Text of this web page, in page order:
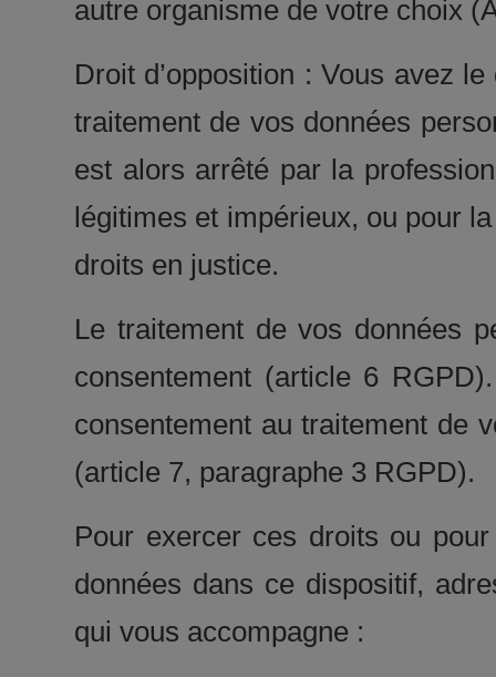
autre organisme de votre choix
Droit d’opposition : Vous avez
traitement de vos données
est alors arrêté par la
légitimes et impérieux, ou pour
droits en justice.
Le traitement de vos données
consentement (article 6
consentement au traitement de
(article 7, paragraphe 3 RGPD).
Pour exercer ces droits ou
données dans ce dispositif,
qui vous accompagne :